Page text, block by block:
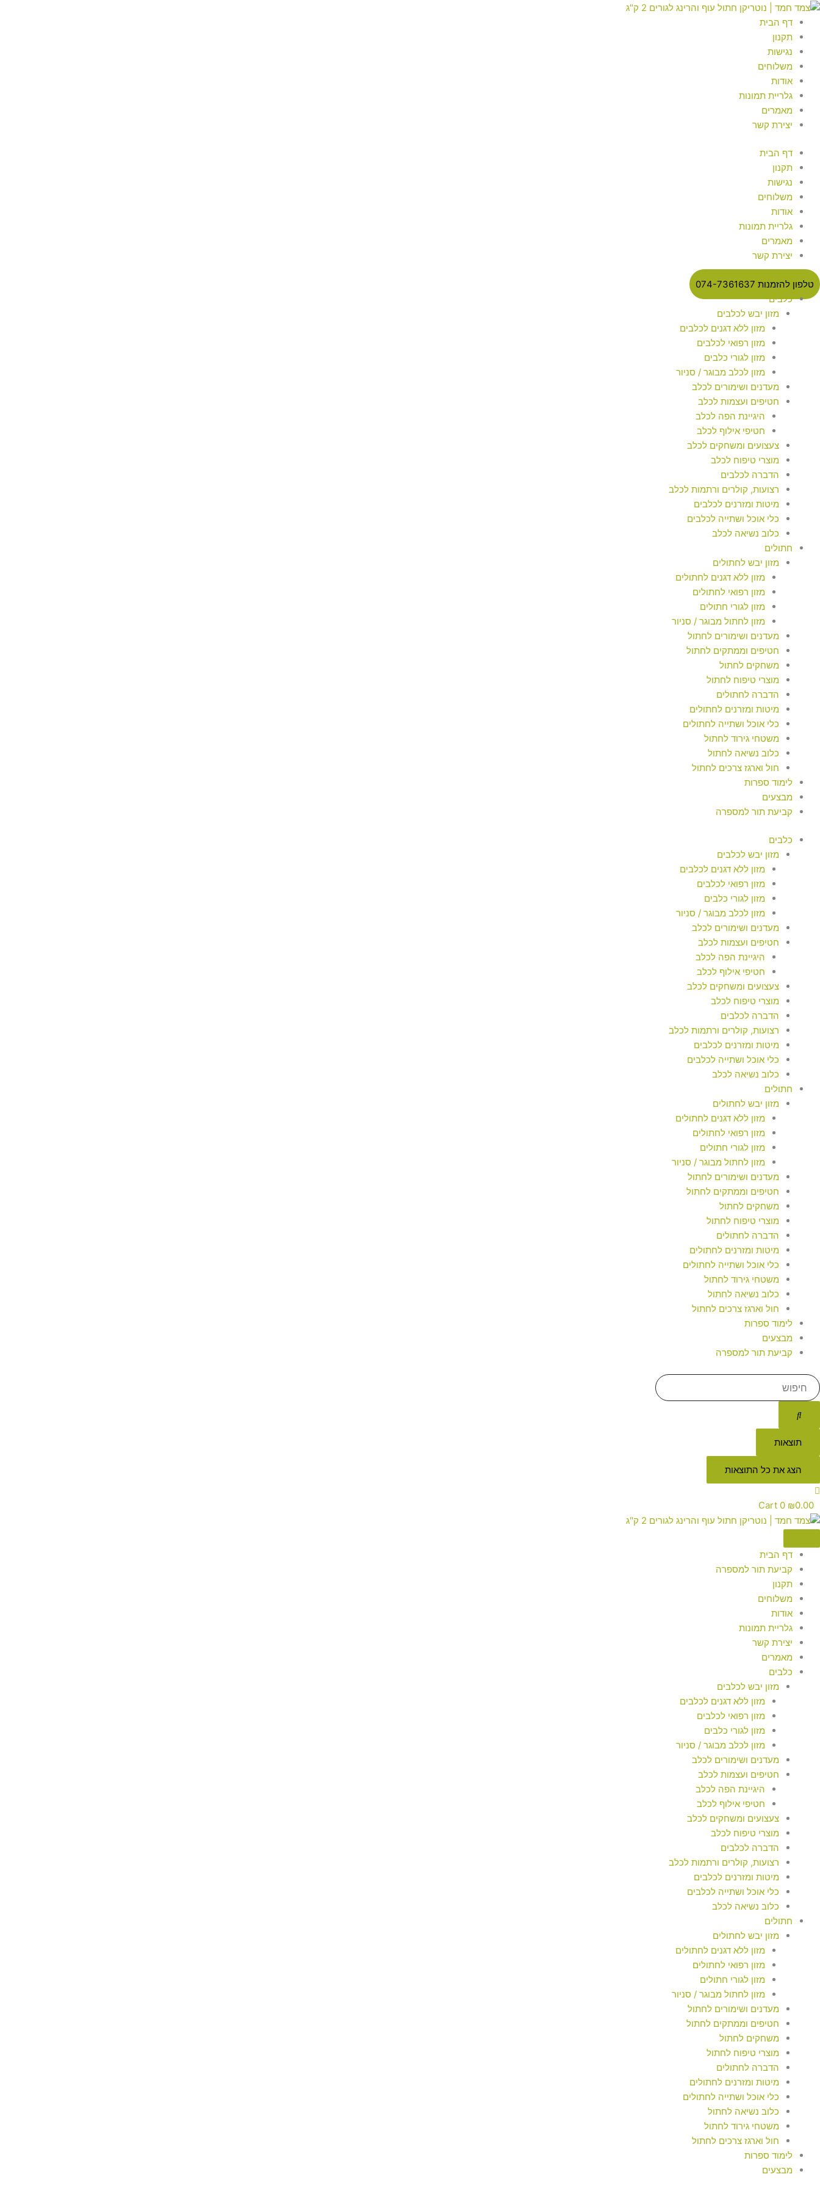
דילוג
לתוכן
דף הבית
תקנון
נגישות
משלוחים
אודות
גלריית תמונות
מאמרים
יצירת קשר
דף הבית
תקנון
נגישות
משלוחים
אודות
גלריית תמונות
מאמרים
יצירת קשר
טלפון להזמנות 074-7361637
כלבים
מזון יבש לכלבים
מזון ללא דגנים לכלבים
מזון רפואי לכלבים
מזון לגורי כלבים
מזון לכלב מבוגר / סניור
מעדנים ושימורים לכלב
חטיפים ועצמות לכלב
היגיינת הפה לכלב
חטיפי אילוף לכלב
צעצועים ומשחקים לכלב
מוצרי טיפוח לכלב
הדברה לכלבים
רצועות, קולרים ורתמות לכלב
מיטות ומזרנים לכלבים
כלי אוכל ושתייה לכלבים
כלוב נשיאה לכלב
חתולים
מזון יבש לחתולים
מזון ללא דגנים לחתולים
מזון רפואי לחתולים
מזון לגורי חתולים
מזון לחתול מבוגר / סניור
מעדנים ושימורים לחתול
חטיפים וממתקים לחתול
משחקים לחתול
מוצרי טיפוח לחתול
הדברה לחתולים
מיטות ומזרנים לחתולים
כלי אוכל ושתייה לחתולים
משטחי גירוד לחתול
כלוב נשיאה לחתול
חול וארגז צרכים לחתול
לימוד ספרות
מבצעים
קביעת תור למספרה
כלבים
מזון יבש לכלבים
מזון ללא דגנים לכלבים
מזון רפואי לכלבים
מזון לגורי כלבים
מזון לכלב מבוגר / סניור
מעדנים ושימורים לכלב
חטיפים ועצמות לכלב
היגיינת הפה לכלב
חטיפי אילוף לכלב
צעצועים ומשחקים לכלב
מוצרי טיפוח לכלב
הדברה לכלבים
רצועות, קולרים ורתמות לכלב
מיטות ומזרנים לכלבים
כלי אוכל ושתייה לכלבים
כלוב נשיאה לכלב
חתולים
מזון יבש לחתולים
מזון ללא דגנים לחתולים
מזון רפואי לחתולים
מזון לגורי חתולים
מזון לחתול מבוגר / סניור
מעדנים ושימורים לחתול
חטיפים וממתקים לחתול
משחקים לחתול
מוצרי טיפוח לחתול
הדברה לחתולים
מיטות ומזרנים לחתולים
כלי אוכל ושתייה לחתולים
משטחי גירוד לחתול
כלוב נשיאה לחתול
חול וארגז צרכים לחתול
לימוד ספרות
מבצעים
קביעת תור למספרה
Search
תוצאות
הצג את כל התוצאות
₪0.00
0
Cart
דף הבית
קביעת תור למספרה
תקנון
משלוחים
אודות
גלריית תמונות
יצירת קשר
מאמרים
כלבים
מזון יבש לכלבים
מזון ללא דגנים לכלבים
מזון רפואי לכלבים
מזון לגורי כלבים
מזון לכלב מבוגר / סניור
מעדנים ושימורים לכלב
חטיפים ועצמות לכלב
היגיינת הפה לכלב
חטיפי אילוף לכלב
צעצועים ומשחקים לכלב
מוצרי טיפוח לכלב
הדברה לכלבים
רצועות, קולרים ורתמות לכלב
מיטות ומזרנים לכלבים
כלי אוכל ושתייה לכלבים
כלוב נשיאה לכלב
חתולים
מזון יבש לחתולים
מזון ללא דגנים לחתולים
מזון רפואי לחתולים
מזון לגורי חתולים
מזון לחתול מבוגר / סניור
מעדנים ושימורים לחתול
חטיפים וממתקים לחתול
משחקים לחתול
מוצרי טיפוח לחתול
הדברה לחתולים
מיטות ומזרנים לחתולים
כלי אוכל ושתייה לחתולים
כלוב נשיאה לחתול
משטחי גירוד לחתול
חול וארגז צרכים לחתול
לימוד ספרות
מבצעים
Search